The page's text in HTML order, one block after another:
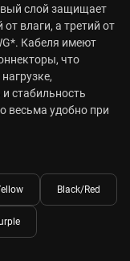
слой защищает
влаги, а третий от
Кабеля имеют
что
стабильность
весьма удобно при
Black/Red